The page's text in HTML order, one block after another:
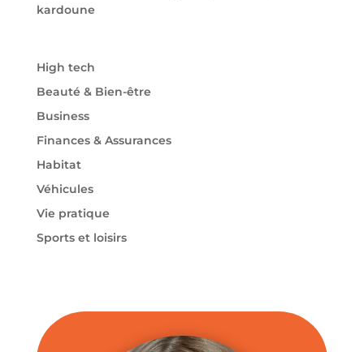
kardoune
High tech
Beauté & Bien-être
Business
Finances & Assurances
Habitat
Véhicules
Vie pratique
Sports et loisirs